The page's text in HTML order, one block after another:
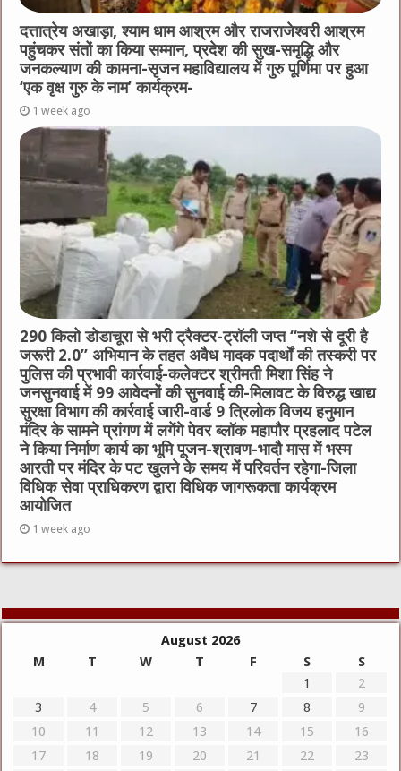
दत्तात्रेय अखाड़ा, श्याम धाम आश्रम और राजराजेश्वरी आश्रम
पहुंचकर संतों का किया सम्मान, प्रदेश की सुख-समृद्धि और
जनकल्याण की कामना-सृजन महाविद्यालय में गुरु पूर्णिमा पर हुआ
‘एक वृक्ष गुरु के नाम’ कार्यक्रम-
1 week ago
290 किलो डोडाचूरा से भरी ट्रैक्टर-ट्रॉली जप्त “नशे से दूरी है
जरूरी 2.0” अभियान के तहत अवैध मादक पदार्थों की तस्करी पर
पुलिस की प्रभावी कार्रवाई-कलेक्टर श्रीमती मिशा सिंह ने
जनसुनवाई में 99 आवेदनों की सुनवाई की-मिलावट के विरुद्ध खाद्य
सुरक्षा विभाग की कार्रवाई जारी-वार्ड 9 त्रिलोक विजय हनुमान
मंदिर के सामने प्रांगण में लगेंगे पेवर ब्लॉक महापौर प्रहलाद पटेल
ने किया निर्माण कार्य का भूमि पूजन-श्रावण-भादौ मास में भस्म
आरती पर मंदिर के पट खुलने के समय में परिवर्तन रहेगा-जिला
विधिक सेवा प्राधिकरण द्वारा विधिक जागरूकता कार्यक्रम
आयोजित
1 week ago
August 2026
M
T W T F S
S
1
2
3
4 5 6 7 8
9
10
11 12 13 14 15
16
17
18 19 20 21 22 23